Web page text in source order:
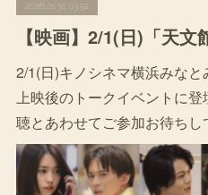
2026.01.31 03:52
2/1(日)キノシネマ横浜みな
上映後のトークイベントに
聴とあわせてご参加お待ちし